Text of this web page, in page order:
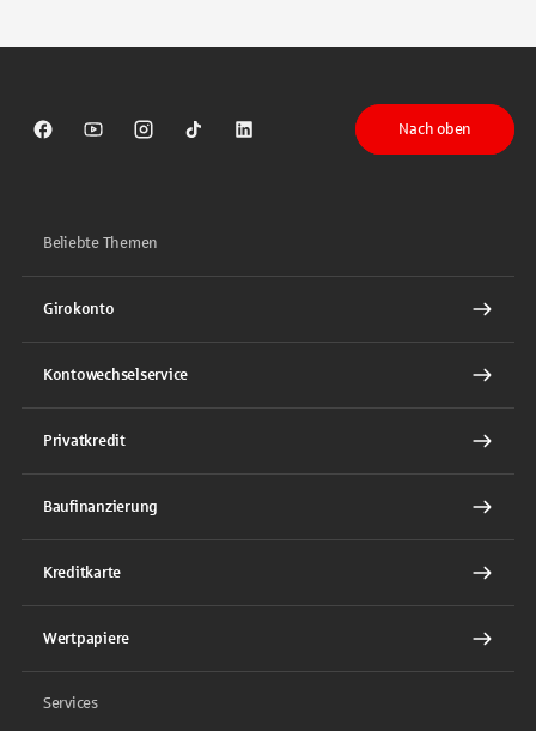
Sparkasse auf Facebook
Sparkasse auf Youtube
Sparkasse auf Instagram
Sparkasse auf TikTok
Sparkasse auf LinkedIn
Nach oben
Beliebte Themen
Girokonto
Kontowechselservice
Privatkredit
Baufinanzierung
Kreditkarte
Wertpapiere
Services